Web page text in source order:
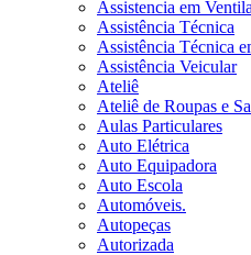
Assistencia em
Assistência Técnica
Assistência Técnica
Assistência Veicular
Ateliê
Ateliê de Roupas e
Aulas Particulares
Auto Elétrica
Auto Equipadora
Auto Escola
Automóveis.
Autopeças
Autorizada